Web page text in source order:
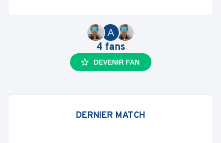
A
4 fans
DEVENIR FAN
DERNIER MATCH